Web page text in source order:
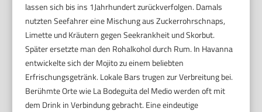
lassen sich bis ins 1Jahrhundert zurückverfolgen. Damals
nutzten Seefahrer eine Mischung aus Zuckerrohrschnaps,
Limette und Kräutern gegen Seekrankheit und Skorbut.
Später ersetzte man den Rohalkohol durch Rum. In Havanna
entwickelte sich der Mojito zu einem beliebten
Erfrischungsgetränk. Lokale Bars trugen zur Verbreitung bei.
Berühmte Orte wie La Bodeguita del Medio werden oft mit
dem Drink in Verbindung gebracht. Eine eindeutige